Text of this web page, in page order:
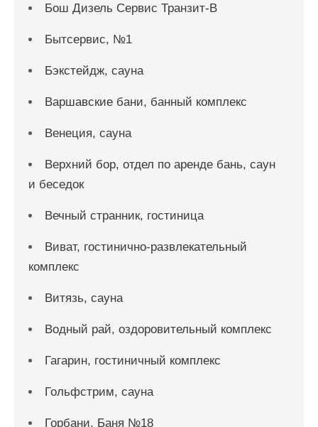
Бош Дизель Сервис Транзит-В
Бытсервис, №1
Бэкстейдж, сауна
Варшавские бани, банный комплекс
Венеция, сауна
Верхний бор, отдел по аренде бань, саун
и беседок
Вечный странник, гостиница
Виват, гостинично-развлекательный
комплекс
Витязь, сауна
Водный рай, оздоровительный комплекс
Гагарин, гостиничный комплекс
Гольфстрим, сауна
Горбани, Баня №18